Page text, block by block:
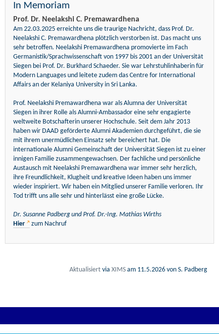
In Memoriam
Prof. Dr. Neelakshi C. Premawardhena
Am 22.03.2025 erreichte uns die traurige Nachricht, dass Prof. Dr.
Neelakshi C. Premawardhena plötzlich verstorben ist. Das macht uns
sehr betroffen. Neelakshi Premawardhena promovierte im Fach
Germanistik/Sprachwissenschaft von 1997 bis 2001 an der Universität
Siegen bei Prof. Dr. Burkhard Schaeder. Sie war Lehrstuhlinhaberin für
Modern Languages und leitete zudem das Centre for International
Affairs an der Kelaniya University in Sri Lanka.
Prof. Neelakshi Premawardhena war als Alumna der Universität
Siegen in ihrer Rolle als Alumni-Ambassador eine sehr engagierte
weltweite Botschafterin unserer Hochschule. Seit dem Jahr 2013
haben wir DAAD geförderte Alumni Akademien durchgeführt, die sie
mit ihrem unermüdlichen Einsatz sehr bereichert hat. Die
internationale Alumni Gemeinschaft der Universität Siegen ist zu einer
innigen Familie zusammengewachsen. Der fachliche und persönliche
Austausch mit Neelakshi Premawardhena war immer sehr herzlich,
ihre Freundlichkeit, Klugheit und kreative Ideen haben uns immer
wieder inspiriert. Wir haben ein Mitglied unserer Familie verloren. Ihr
Tod trifft uns alle sehr und hinterlässt eine große Lücke.
Dr. Susanne Padberg und Prof. Dr.-Ing. Mathias Wirths
Hier
zum Nachruf
Aktualisiertvia XIMSam 11.5.2026von S. Padberg